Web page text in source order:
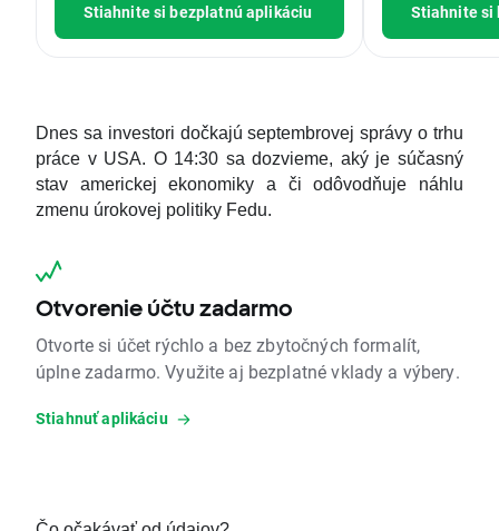
Stiahnite si bezplatnú aplikáciu Stiahnite si
Dnes sa investori dočkajú septembrovej správy o trhu
práce v USA. O 14:30 sa dozvieme, aký je súčasný
stav americkej ekonomiky a či odôvodňuje náhlu
zmenu úrokovej politiky Fedu.
Otvorenie účtu zadarmo
Otvorte si účet rýchlo a bez zbytočných formalít,
úplne zadarmo. Využite aj bezplatné vklady a výbery.
Stiahnuť aplikáciu